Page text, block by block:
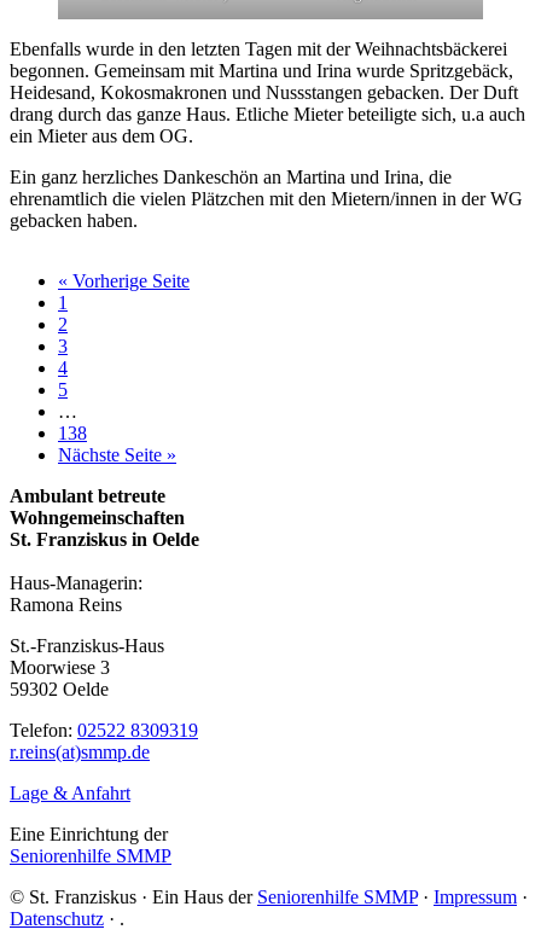
Ebenfalls wurde in den letzten Tagen mit der Weihnachtsbäckerei
begonnen. Gemeinsam mit Martina und Irina wurde Spritzgebäck,
Heidesand, Kokosmakronen und Nussstangen gebacken. Der Duft
drang durch das ganze Haus. Etliche Mieter beteiligte sich, u.a auch
ein Mieter aus dem OG.
Ein ganz herzliches Dankeschön an Martina und Irina, die
ehrenamtlich die vielen Plätzchen mit den Mietern/innen in der WG
gebacken haben.
« Vorherige Seiteaufrufen
Seite
1
Seite
2
Seite
3
Seite
4
Seite
5
Weggelassene
Zwischenseiten
…
Seite
138
Nächste Seite aufrufen
»
Seitenspalte
Ambulant betreute
Wohngemeinschaften
St. Franziskus in Oelde
Haus-Managerin:
Ramona Reins
St.-Franziskus-Haus
Moorwiese 3
59302 Oelde
Telefon: 02522 8309319
r.reins(at)smmp.de
Lage & Anfahrt
Eine Einrichtung der
Seniorenhilfe SMMP
© St. Franziskus · Ein Haus der Seniorenhilfe SMMP· Impressum ·
Datenschutz · .